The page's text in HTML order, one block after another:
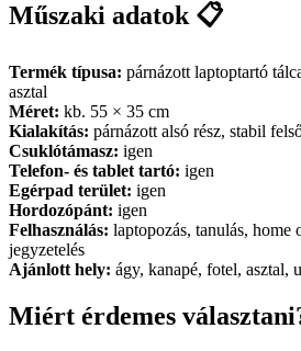
Műszaki adatok 📋
Termék típusa: párnázott laptoptartó
asztal
Méret: kb. 55 × 35 cm
Kialakítás: párnázott alsó rész, stabil
Csuklótámasz: igen
Telefon- és tablet tartó: igen
Egérpad terület: igen
Hordozópánt: igen
Felhasználás: laptopozás, tanulás, home
jegyzetelés
Ajánlott hely: ágy, kanapé, fotel, asztal,
Miért érdemes